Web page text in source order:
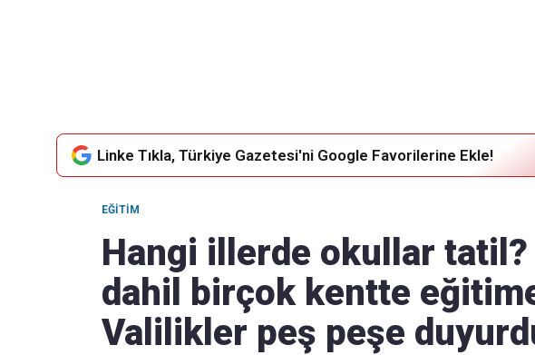
Linke Tıkla, Türkiye Gazetesi'ni Google Favorilerine Ekle!
EĞITIM
Hangi illerde okullar tatil?
dahil birçok kentte
Valilikler peş peşe